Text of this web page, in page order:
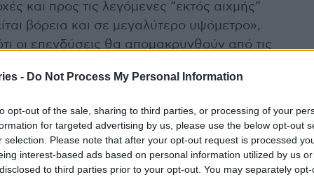
- Do Not Process My Personal Information
opt-out of the sale, sharing to third parties, or processing of your
for targeted advertising by us, please use the below opt-out
selection. Please note that after your opt-out request is processed
interest-based ads based on personal information utilized by us
to third parties prior to your opt-out. You may separately
και προς τις λεγόμενες “εκτός αιχμής”
βόρεια και σε μεγαλύτερο υψόμετρο»,
οι επενδύσεις θα απομακρυνθούν από τις
και θα κατευθυνθούν προς την ενδοχώρα, σε
προϊόν θα διαφοροποιηθεί, με λιγότερη
άμμος» και περισσότερες
του έτους. Όσοι δεν προσαρμοστούν θα
ασφάλιστρα, συχνότερες επισκευές, διακοπές
που θα περιορίσει τα κέρδη τους.